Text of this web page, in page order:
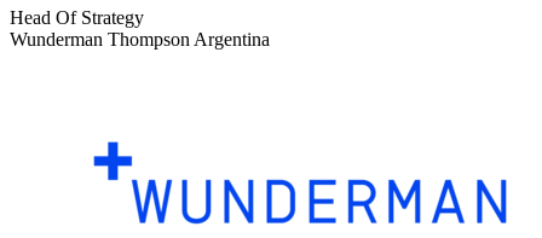
Head Of Strategy
Wunderman Thompson Argentina